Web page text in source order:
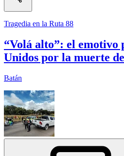
Tragedia en la Ruta 88
“Volá alto”: el emotivo
Unidos por la muerte
Batán